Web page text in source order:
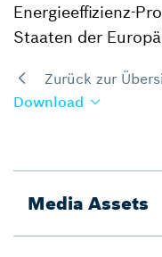
Energieeffizienz-
Staaten der
Zurück zur
Download
Media Assets